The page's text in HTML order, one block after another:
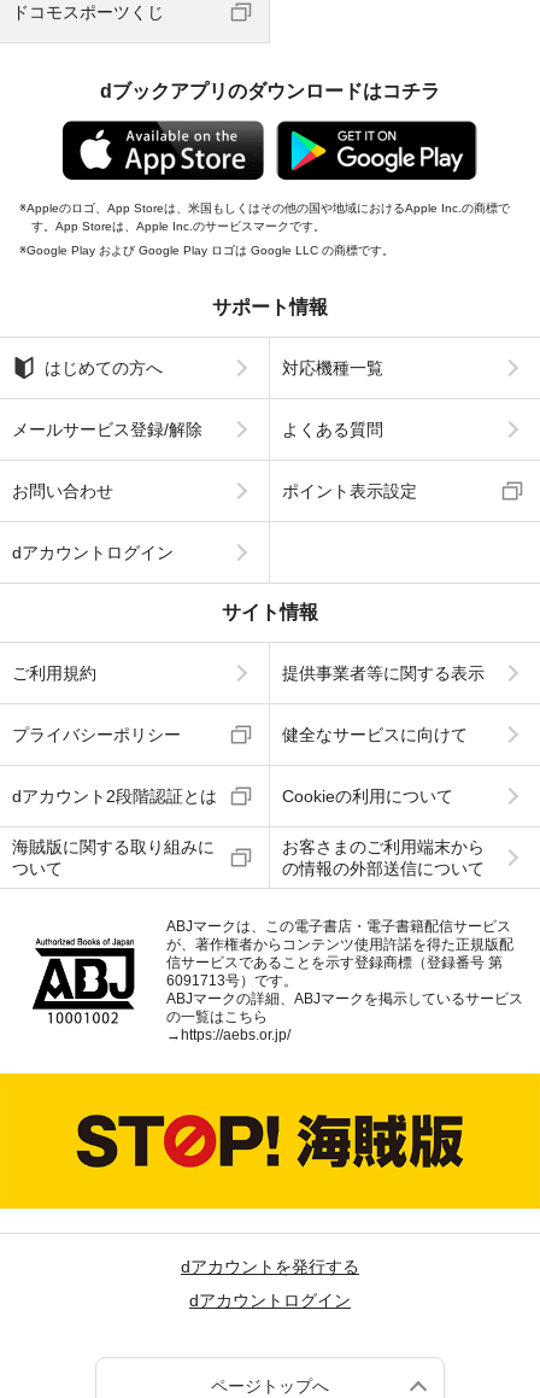
ドコモスポーツくじ
dブックアプリのダウンロードはコチラ
Appleのロゴ、App Storeは、米国もしくはその他の国や地域におけるApple Inc.の商標で
す。App Storeは、Apple Inc.のサービスマークです。
Google Play および Google Play ロゴは Google LLC の商標です。
サポート情報
はじめての方へ 対応機種一覧
メールサービス登録/解除 よくある質問
お問い合わせ ポイント表示設定
dアカウントログイン
サイト情報
ご利用規約 提供事業者等に関する表示
プライバシーポリシー 健全なサービスに向けて
dアカウント2段階認証とは Cookieの利用について
海賊版に関する取り組みに
ついて
お客さまのご利用端末から
の情報の外部送信について
ABJマークは、この電子書店・電子書籍配信サービス
が、著作権者からコンテンツ使用許諾を得た正規版配
信サービスであることを示す登録商標（登録番号 第
6091713号）です。
ABJマークの詳細、ABJマークを掲示しているサービス
の一覧はこちら
→ https://aebs.or.jp/
dアカウントを発行する
dアカウントログイン
ページトップへ